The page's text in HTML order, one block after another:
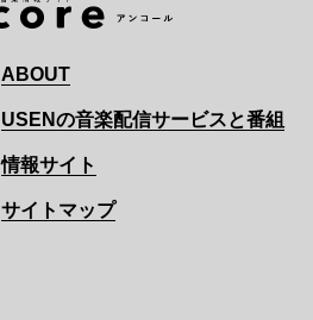
ABOUT
USENの音楽配信サービスと番組
情報サイト
サイトマップ